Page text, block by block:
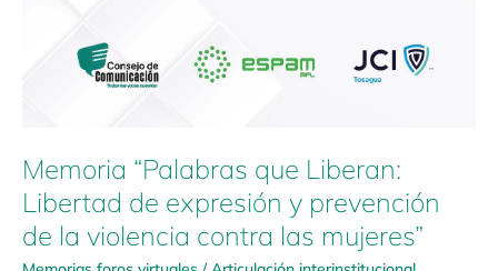
Memoria “Palabras que Liberan:
Libertad de expresión y prevención
de la violencia contra las mujeres”